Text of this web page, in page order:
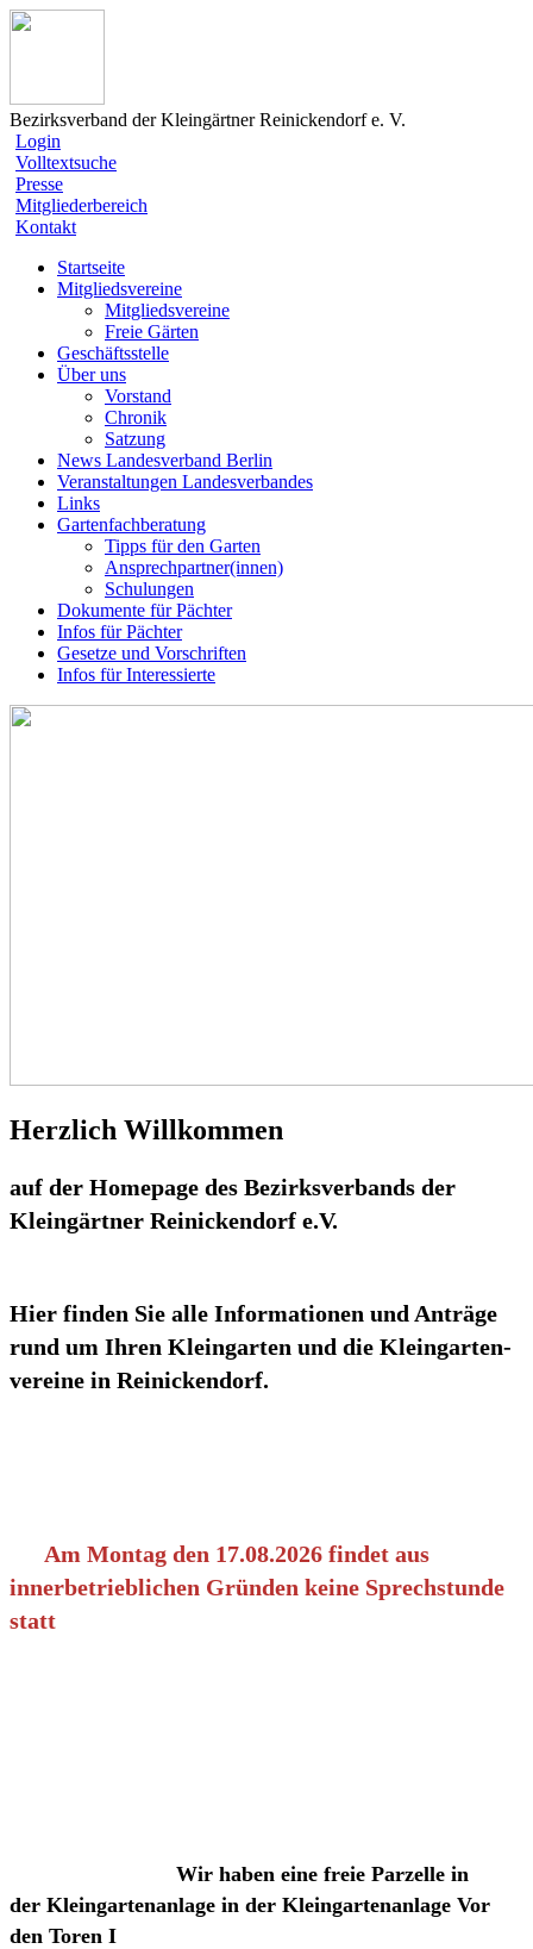
Bezirksverband der Kleingärtner Reinickendorf e. V.
Login
Volltextsuche
Presse
Mitgliederbereich
Kontakt
Startseite
Mitgliedsvereine
Mitgliedsvereine
Freie Gärten
Geschäftsstelle
Über uns
Vorstand
Chronik
Satzung
News Landesverband Berlin
Veranstaltungen Landesverbandes
Links
Gartenfachberatung
Tipps für den Garten
Ansprechpartner(innen)
Schulungen
Dokumente für Pächter
Infos für Pächter
Gesetze und Vorschriften
Infos für Interessierte
Herzlich Willkommen
auf der Homepage des Bezirksverbands der
Kleingärtner Reinickendorf e.V.
Hier finden Sie alle Informationen und Anträge
rund um Ihren Kleingarten und die Kleingarten-
vereine in Reinickendorf.
Am Montag den 17.08.2026 findet aus
innerbetrieblichen Gründen keine Sprechstunde
statt
Wir haben eine freie Parzelle in
der Kleingartenanlage in der Kleingartenanlage Vor
den Toren I